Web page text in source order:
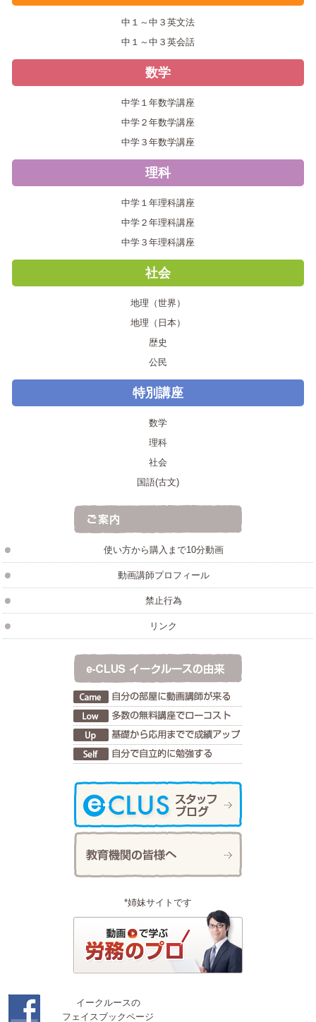
中１～中３英文法
中１～中３英会話
数学
中学１年数学講座
中学２年数学講座
中学３年数学講座
理科
中学１年理科講座
中学２年理科講座
中学３年理科講座
社会
地理（世界）
地理（日本）
歴史
公民
特別講座
数学
理科
社会
国語(古文)
使い方から購入まで10分動画
動画講師プロフィール
禁止行為
リンク
*姉妹サイトです
イークルースの
フェイスブックページ